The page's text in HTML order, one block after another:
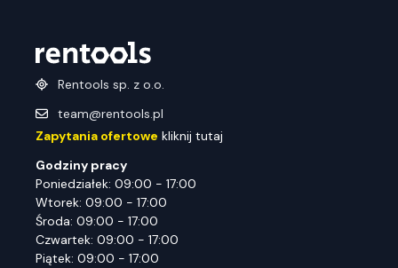
Rentools sp. z o.o.
team@rentools.pl
Zapytania ofertowe kliknij tutaj
Godziny pracy
Poniedziałek: 09:00 - 17:00
Wtorek: 09:00 - 17:00
Środa: 09:00 - 17:00
Czwartek: 09:00 - 17:00
Piątek: 09:00 - 17:00